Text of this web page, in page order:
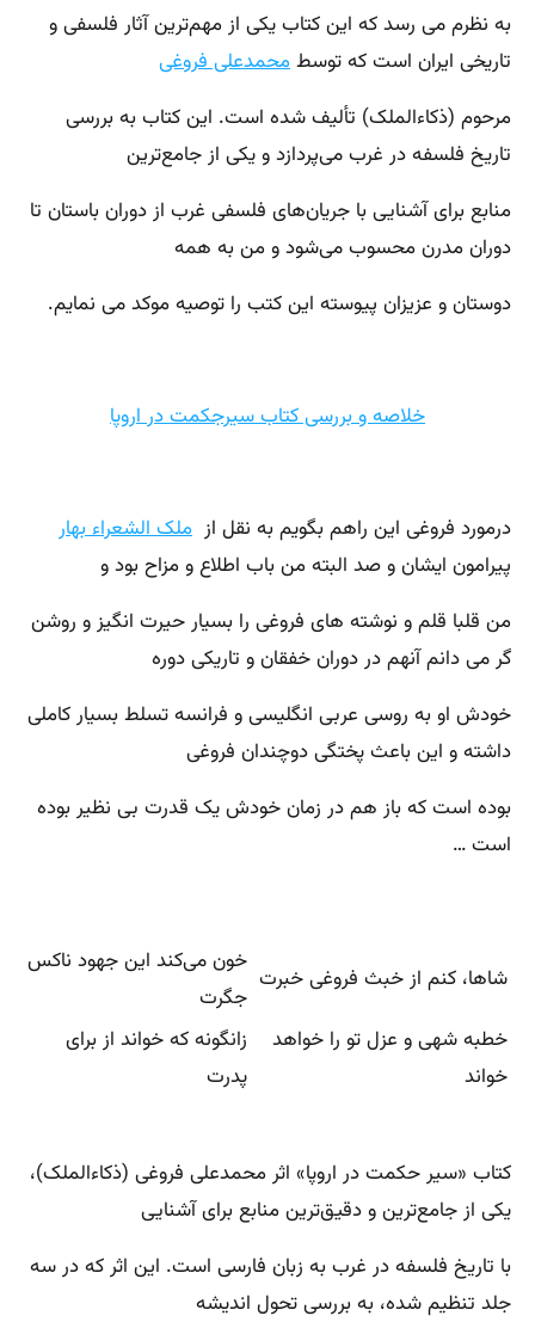
به نظرم می رسد که این کتاب یکی از مهم‌ترین آثار فلسفی و
تاریخی ایران است که توسطمحمدعلی فروغی
مرحوم (ذکاءالملک) تألیف شده است. این کتاب به بررسی
تاریخ فلسفه در غرب می‌پردازد و یکی از جامع‌ترین
منابع برای آشنایی با جریان‌های فلسفی غرب از دوران باستان تا
دوران مدرن محسوب می‌شود و من به همه
دوستان و عزیزان پیوسته این کتب را توصیه موکد می نمایم.
خلاصه و بررسی کتاب سیرجکمت در اروپا
درمورد فروغی این راهم بگویم به نقل از ملک الشعراء بهار
پیرامون ایشان و صد البته من باب اطلاع و مزاح بود و
من قلبا قلم و نوشته های فروغی را بسیار حیرت انگیز و روشن
گر می دانم آنهم در دوران خفقان و تاریکی دوره
خودش او به روسی عربی انگلیسی و فرانسه تسلط بسیار کاملی
داشته و این باعث پختگی دوچندان فروغی
بوده است که باز هم در زمان خودش یک قدرت بی نظیر بوده
است …
شاها، کنم از خبث فروغی خبرت
خون می‌کند این جهود ناکس
جگرت
خطبه شهی و عزل تو را خواهد
خواند
زانگونه که خواند از برای
پدرت
کتاب «سیر حکمت در اروپا» اثر محمدعلی فروغی (ذکاءالملک)،
یکی از جامع‌ترین و دقیق‌ترین منابع برای آشنایی
با تاریخ فلسفه در غرب به زبان فارسی است. این اثر که در سه
جلد تنظیم شده، به بررسی تحول اندیشه